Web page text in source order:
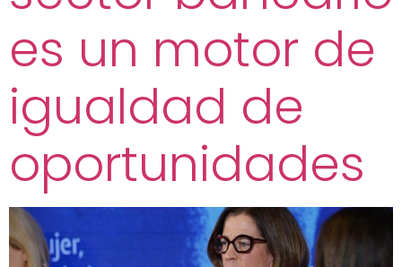
es un motor de
igualdad de
oportunidades